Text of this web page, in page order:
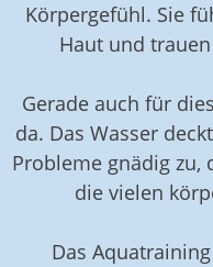
Körpergefühl. Sie
Haut und
Gerade auch für
da. Das Wasser
Probleme gnädig zu,
die vielen
Das